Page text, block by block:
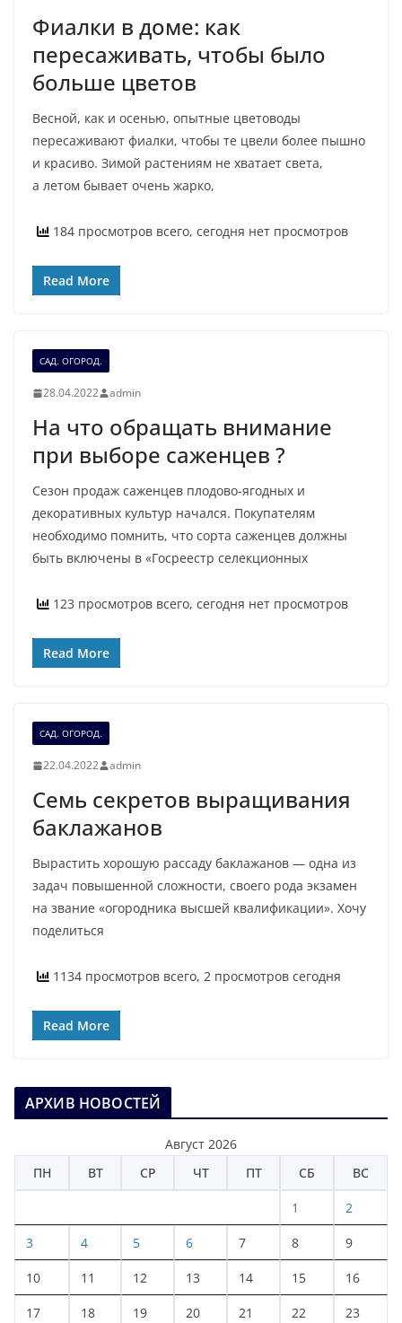
Фиалки в доме: как
пересаживать, чтобы было
больше цветов
Весной, как и осенью, опытные цветоводы
пересаживают фиалки, чтобы те цвели более пышно
и красиво. Зимой растениям не хватает света,
а летом бывает очень жарко,
184 просмотров всего, сегодня нет просмотров
Read More
САД. ОГОРОД.
28.04.2022 admin
На что обращать внимание
при выборе саженцев ?
Сезон продаж саженцев плодово-ягодных и
декоративных культур начался. Покупателям
необходимо помнить, что сорта саженцев должны
быть включены в «Госреестр селекционных
123 просмотров всего, сегодня нет просмотров
Read More
САД. ОГОРОД.
22.04.2022 admin
Семь секретов выращивания
баклажанов
Вырастить хорошую рассаду баклажанов — одна из
задач повышенной сложности, своего рода экзамен
на звание «огородника высшей квалификации». Хочу
поделиться
1134 просмотров всего, 2 просмотров сегодня
Read More
АРХИВ НОВОСТЕЙ
Август 2026
ПН
ВТ СР ЧТ ПТ СБ ВС
1 2
3 4 5 6 7 8 9
10 11 12 13 14 15 16
17 18 19 20 21 22 23